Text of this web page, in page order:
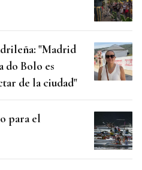
"Madrid
do Bolo es
de la ciudad"
para el